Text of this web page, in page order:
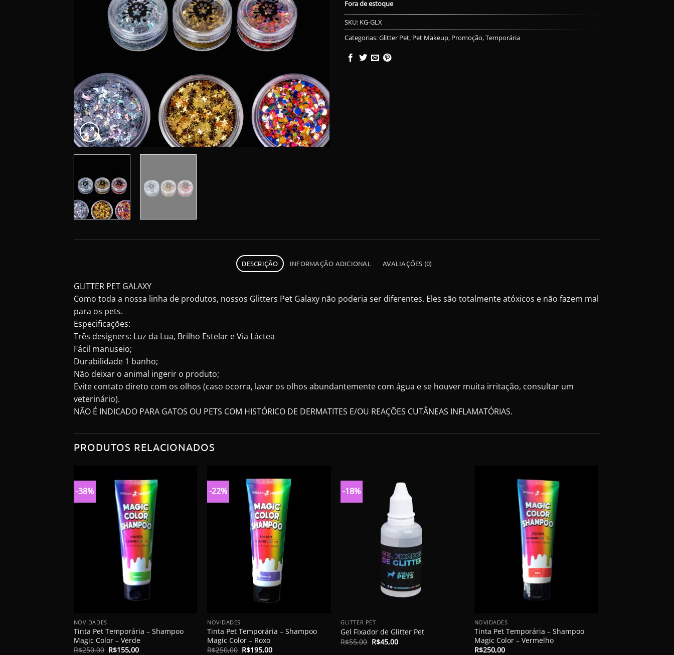
Fora de estoque
SKU: KG-GLX
Categorias:Glitter Pet, Pet Makeup, Promoção,Temporária
DESCRIÇÃO INFORMAÇÃO ADICIONAL AVALIAÇÕES (0)
GLITTER PET GALAXY
Como toda a nossa linha de produtos, nossos Glitters Pet Galaxy não poderia ser diferentes. Eles são totalmente atóxicos e não fazem mal
para os pets.
Especificações:
Três designers: Luz da Lua, Brilho Estelar e Via Láctea
Fácil manuseio;
Durabilidade 1 banho;
Não deixar o animal ingerir o produto;
Evite contato direto com os olhos (caso ocorra, lavar os olhos abundantemente com água e se houver muita irritação, consultar um
veterinário).
NÃO É INDICADO PARA GATOS OU PETS COM HISTÓRICO DE DERMATITES E/OU REAÇÕES CUTÂNEAS INFLAMATÓRIAS.
PRODUTOS RELACIONADOS
-38%
NOVIDADES
Tinta Pet Temporária – Shampoo
Magic Color – Verde
R$250,00 O
R$155,00O
-22%
NOVIDADES
Tinta Pet Temporária – Shampoo
Magic Color – Roxo
R$250,00 O
R$195,00O
-18%
GLITTER PET
Gel Fixador de Glitter Pet
R$55,00 O
preço
R$45,00O
NOVIDADES
Tinta Pet Temporária – Shampoo
Magic Color – Vermelho
R$250,00